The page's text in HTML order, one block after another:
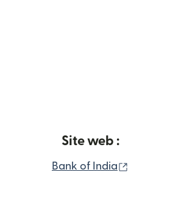
Site web :
Bank of India